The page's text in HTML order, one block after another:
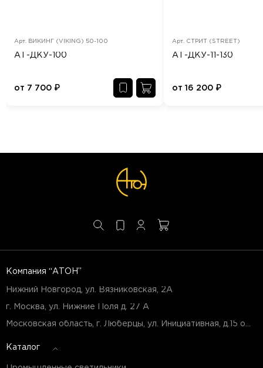
Арт. ВИКИНГ (VIKING) 50-100
АТ-ДКУ-100
от 7 700 ₽
Арт. СТРИТ (STREET)
АТ-ДКУ-11-130
от 16 200 ₽
Компания “АТОН”
Нижний Новгород, ул. Вязниковская, 2А
г. Москва, ул. Нижние Поля д. 27 А
Каталог